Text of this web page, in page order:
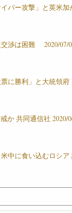
バー攻撃」と英米
渉は困難 2020/07/
に勝利」と大統領府
か 共同通信社 2020/
中に食い込むロシア